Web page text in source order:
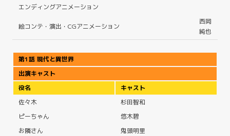
エンディングアニメーション
絵コンテ・演出・CGアニメーション
西岡
純也
第1話 現代と異世界
出演キャスト
役名
キャスト
佐々木
杉田智和
ピーちゃん
悠木碧
お隣さん
鬼頭明里